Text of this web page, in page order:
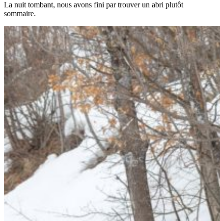
La nuit tombant, nous avons fini par trouver un abri plutôt
sommaire.